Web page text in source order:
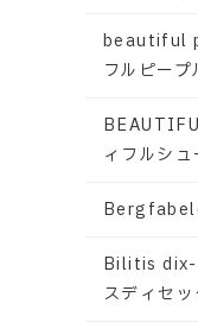
beautiful
フルピープ
ィフルシュ
Bilitis dix-
スディセ